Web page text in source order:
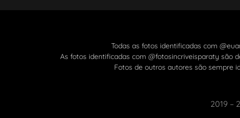
Todas as fotos identificadas com
As fotos identificadas com @fotosincriveisparaty são
Fotos de outros autores são sempre
2019 –